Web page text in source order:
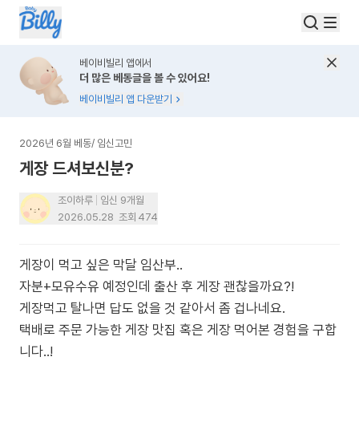
베이비빌리 앱에서
더 많은 베동글을 볼 수 있어요!
베이비빌리 앱 다운받기
2026년 6월 베동/ 임신고민
게장 드셔보신분?
조이하루
임신 9개월
2026.05.28 조회 474
게장이 먹고 싶은 막달 임산부..
자분+모유수유 예정인데 출산 후 게장 괜찮을까요?!
게장먹고 탈나면 답도 없을 것 같아서 좀 겁나네요.
택배로 주문 가능한 게장 맛집 혹은 게장 먹어본 경험을 구합
니다..!